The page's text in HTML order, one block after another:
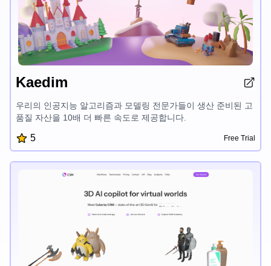
Kaedim
우리의 인공지능 알고리즘과 모델링 전문가들이 생산 준비된 고
품질 자산을 10배 더 빠른 속도로 제공합니다.
5 Free Trial